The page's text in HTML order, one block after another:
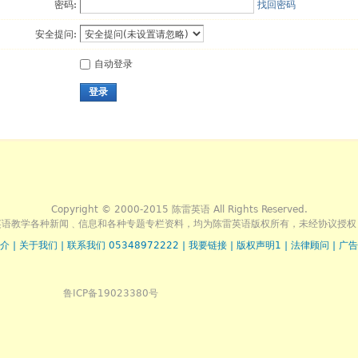
密码: 找回密码
安全提问:
自动登录
登录
Copyright © 2000-2015 陈雷英语 All Rights Reserved.
教学各种新闻﹑信息和各种专题专栏资料，均为陈雷英语版权所有，未经协议授
关于我们 联系我们 05348972222 我要链接 版权声明1 法律顾问 广
鲁ICP备19023380号